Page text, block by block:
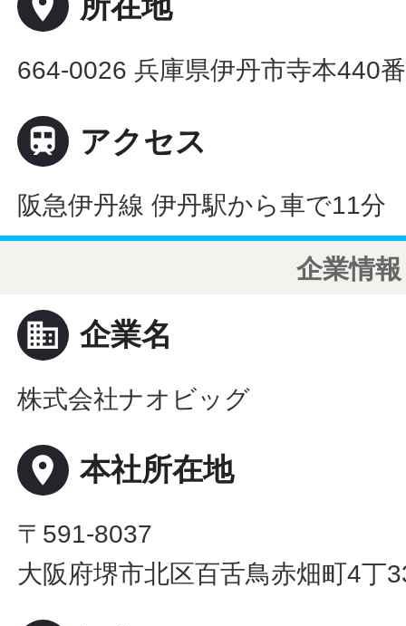
664-0026 兵庫県伊丹市寺本440
 アクセス
阪急伊丹線 伊丹駅から車で11分
企業情報
business 企業名
株式会社ナオビッグ
place 本社所在地
〒591-8037
大阪府堺市北区百舌鳥赤畑町4丁